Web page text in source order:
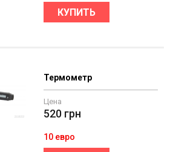
КУПИТЬ
Термометр
Цена
520 грн
10 евро